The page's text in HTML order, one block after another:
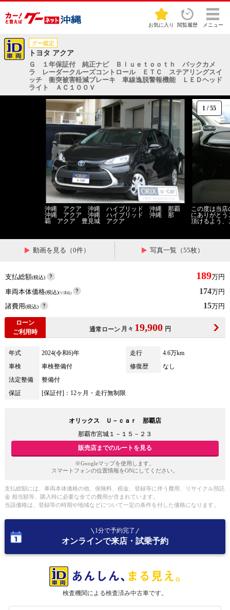
お気に入り 閲覧履歴 メニュー
グー鑑定
トヨタ アクア
Ｇ １年保証付 純正ナビ Ｂｌｕｅｔｏｏｔｈ バックカメ
ラ レーダークルーズコントロール ＥＴＣ ステアリングスイ
ッチ 衝突被害軽減ブレーキ 車線逸脱警報機能 ＬＥＤヘッド
ライト ＡＣ１００Ｖ
1 /55
沖縄 アクア 沖縄 ハイブリッド 沖縄 那覇
沖縄 アクア 沖縄 ハイブリッド 沖縄 那
覇 アクア 豊見城 アクア
この度は当
にありがと
頂けるよう、
動画を見る（0件） 写真一覧（55枚）
支払総額(税込) 189万円
車両本体価格(税込)(リ済込) 174万円
諸費用(税込) 15万円
ローン
ご利用時
通常ローン 月々 19,900 円
年式 2024(令和6)年 走行
4.6万km
車検
車検整備付 修復歴
なし
法定整備
整備付
保証
[保証付]：12ヶ月・走行無制限
オリックス Ｕ－ｃａｒ 那覇店
那覇市宮城１－１５－２３
販売店までのルートを見る
※Googleマップを使用します。
スマートフォンの位置情報をONにしてください。
支払総額には、車両本体価格の他、保険料、税金、登録等に伴う費用、リサイクル預託
金 相当額等、購入時に必要な全ての費用が含まれています。
当該価格は、登録等の時期や地域などについて一定の条件を付した価格になります。
1分で予約完了
オンラインで来店・試乗予約
検査機関による検査済み中古車です。